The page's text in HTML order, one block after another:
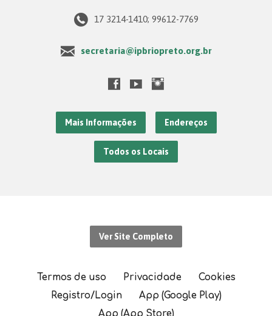
17 3214-1410; 99612-7769
secretaria@ipbriopreto.org.br
Mais Informações Endereços
Todos os Locais
Ver Site Completo
Termos de uso Privacidade
Cookies
Registro/Login
App (Google Play)
App (App Store)